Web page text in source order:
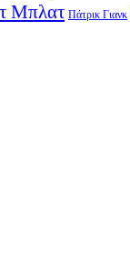
Μπλατ Πάτρικ Γιανκ